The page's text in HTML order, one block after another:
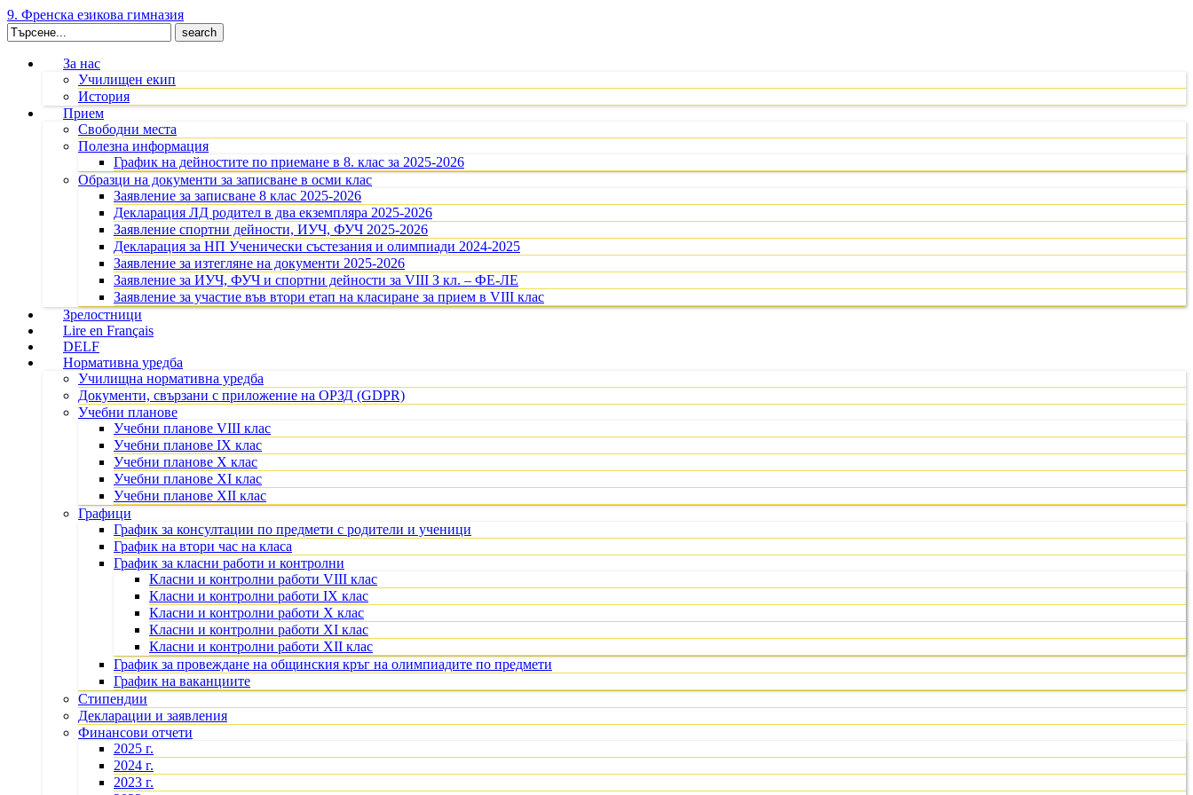
9. Френска езикова гимназия
Search
for:
За нас
Училищен екип
История
Прием
Свободни места
Полезна информация
График на дейностите по приемане в 8. клас за 2025-2026
Образци на документи за записване в осми клас
Заявление за записване 8 клас 2025-2026
Декларация ЛД родител в два екземпляра 2025-2026
Заявление спортни дейности, ИУЧ, ФУЧ 2025-2026
Декларация за НП Ученически състезания и олимпиади 2024-2025
Заявление за изтегляне на документи 2025-2026
Заявление за ИУЧ, ФУЧ и спортни дейности за VIII З кл. – ФЕ-ЛЕ
Заявление за участие във втори етап на класиране за прием в VIII клас
Зрелостници
Lire en Français
DELF
Нормативна уредба
Училищна нормативна уредба
Документи, свързани с приложение на ОРЗД (GDPR)
Учебни планове
Учебни планове VIII клас
Учебни планове IX клас
Учебни планове X клас
Учебни планове XI клас
Учебни планове XII клас
Графици
График за консултации по предмети с родители и ученици
График на втори час на класа
График за класни работи и контролни
Класни и контролни работи VIII клас
Класни и контролни работи IX клас
Класни и контролни работи X клас
Класни и контролни работи XI клас
Класни и контролни работи XII клас
График за провеждане на общинския кръг на олимпиадите по предмети
График на ваканциите
Стипендии
Декларации и заявления
Финансови отчети
2025 г.
2024 г.
2023 г.